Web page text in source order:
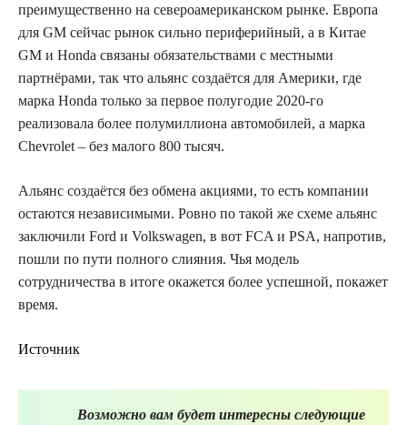
преимущественно на североамериканском рынке. Европа
для GM сейчас рынок сильно периферийный, а в Китае
GM и Honda связаны обязательствами с местными
партнёрами, так что альянс создаётся для Америки, где
марка Honda только за первое полугодие 2020-го
реализовала более полумиллиона автомобилей, а марка
Chevrolet – без малого 800 тысяч.
Альянс создаётся без обмена акциями, то есть компании
остаются независимыми. Ровно по такой же схеме альянс
заключили Ford и Volkswagen, в вот FCA и PSA, напротив,
пошли по пути полного слияния. Чья модель
сотрудничества в итоге окажется более успешной, покажет
время.
Источник
Возможно вам будет интересны следующие